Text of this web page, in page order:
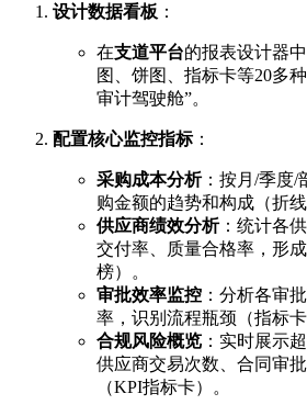
设计数据看板 ：
在支道平台的报表设计器
图、饼图、指标卡等20多
审计驾驶舱”。
配置核心监控指标：
采购成本分析：按月/季度/
购金额的趋势和构成（折线
供应商绩效分析：统计各
交付率、质量合格率，形
榜）。
审批效率监控 ：分析各审
率，识别流程瓶颈（指标卡
合规风险概览 ：实时展示
供应商交易次数、合同审
（KPI指标卡）。